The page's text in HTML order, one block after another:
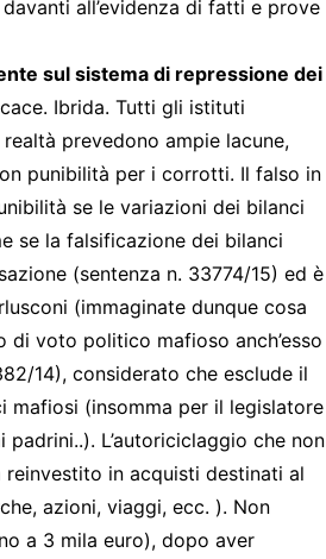
all’evidenza di fatti e prove
sul sistema di repressione dei
Ibrida. Tutti gli istituti
prevedono ampie lacune,
punibilità per i corrotti. Il falso in
se le variazioni dei bilanci
se la falsificazione dei bilanci
(sentenza n. 33774/15) ed è
(immaginate dunque cosa
di voto politico mafioso anch’esso
14), considerato che esclude il
(insomma per il legislatore
L’autoriciclaggio che non
in acquisti destinati al
azioni, viaggi, ecc. ). Non
a 3 mila euro), dopo aver